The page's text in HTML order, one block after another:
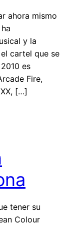
ahora mismo
y la
cartel que se
es
Fire,
[…]
tener su
Colour